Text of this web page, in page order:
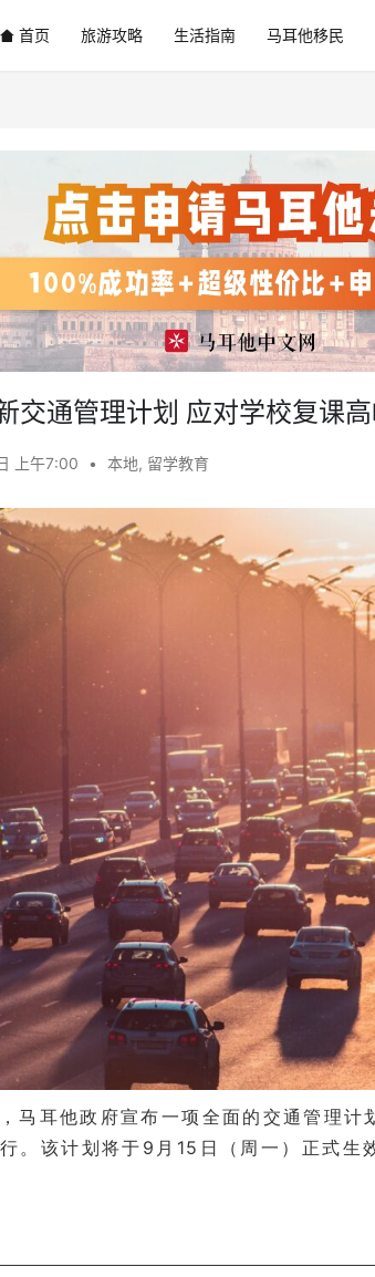
首页 旅游攻略 生活指南 马耳他移民
交通管理计划 应对学校复课
上午7:00 • 本地, 留学教育
马耳他政府宣布一项全面的交通管理
。该计划将于9月15日（周一）正式生